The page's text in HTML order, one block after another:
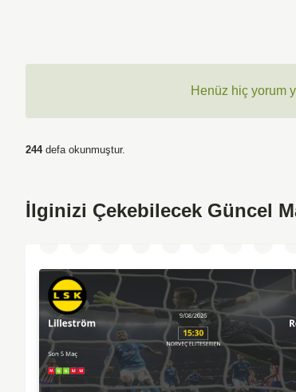
Henüz hiç yorum
244defa okunmuştur.
İlginizi Çekebilecek Güncel